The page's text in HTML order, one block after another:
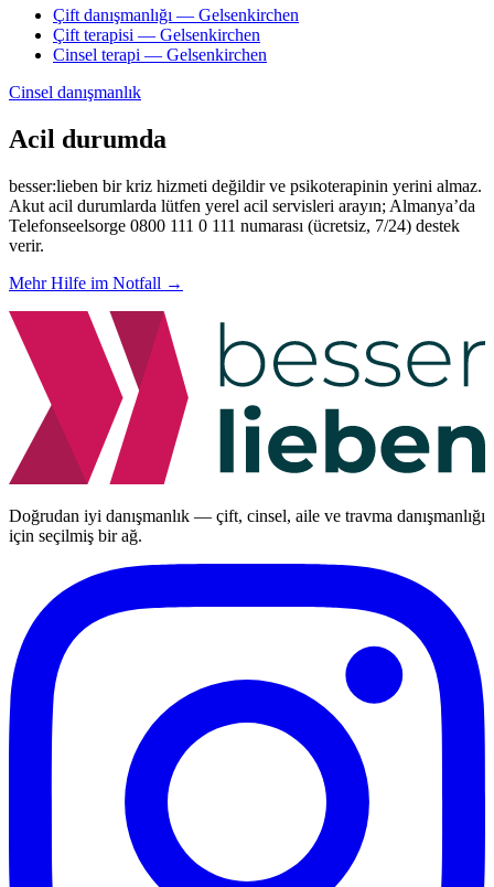
Çift danışmanlığı — Gelsenkirchen
Çift terapisi — Gelsenkirchen
Cinsel terapi — Gelsenkirchen
Cinsel danışmanlık
Acil durumda
besser:lieben bir kriz hizmeti değildir ve psikoterapinin yerini almaz.
Akut acil durumlarda lütfen yerel acil servisleri arayın; Almanya’da
Telefonseelsorge 0800 111 0 111 numarası (ücretsiz, 7/24) destek
verir.
Mehr Hilfe im Notfall →
Doğrudan iyi danışmanlık — çift, cinsel, aile ve travma danışmanlığı
için seçilmiş bir ağ.